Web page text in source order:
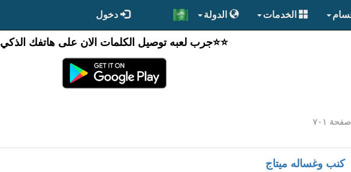
الخدمات الدولة دخول
⭐️⭐جرب لعبه توصيل الكلمات الان على هاتفك الذكي
٧٠١
كنب وغساله ميتاج